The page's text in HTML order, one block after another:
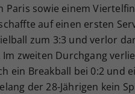
Paris sowie einem
auf einen ersten
zum 3:3 und verlor
zweiten Durchgang
ein Breakball bei 0:2 und
der 28-Jährigen kein